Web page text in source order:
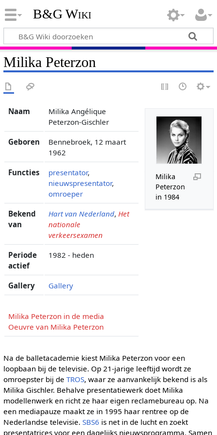
B&G Wiki
Milika Peterzon
Milika
Peterzon
in 1984
Naam
Milika Angélique
Peterzon-Gischler
Geboren
Bennebroek, 12 maart
1962
Functies presentator,
nieuwspresentator,
omroeper
Bekend
van
Hart van Nederland, Het
nationale
verkeersexamen
Periode
actief
1982 - heden
Gallery Gallery
Milika Peterzon in de media
Oeuvre van Milika Peterzon
Na de balletacademie kiest Milika Peterzon voor een
loopbaan bij de televisie. Op 21-jarige leeftijd wordt ze
omroepster bij de TROS, waar ze aanvankelijk bekend is als
Milika Gischler. Behalve presentatiewerk doet Milika
modellenwerk en richt ze haar eigen reclamebureau op. Na
een mediapauze maakt ze in 1995 haar rentree op de
Nederlandse televisie. SBS6 is net in de lucht en zoekt
presentatrices voor een dagelijks nieuwsprogramma. Samen